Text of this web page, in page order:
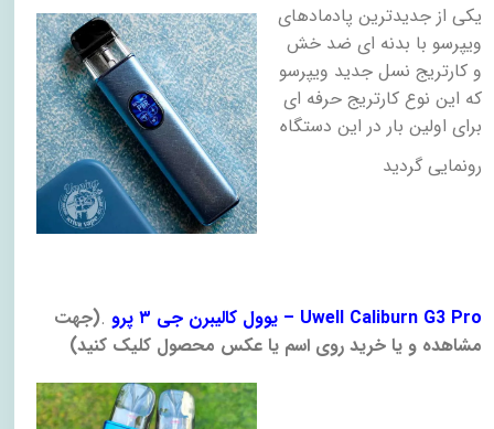
یکی از جدیدترین پادمادهای
ویپرسو با بدنه ای ضد خش
و کارتریج نسل جدید ویپرسو
که این نوع کارتریج حرفه ای
برای اولین بار در این دستگاه
رونمایی گردید
). یوول کالیبرن جی ۳ پرو – Uwell Caliburn G3 Pro
جهت
مشاهده و یا خرید روی اسم یا عکس محصول کلیک کنید)